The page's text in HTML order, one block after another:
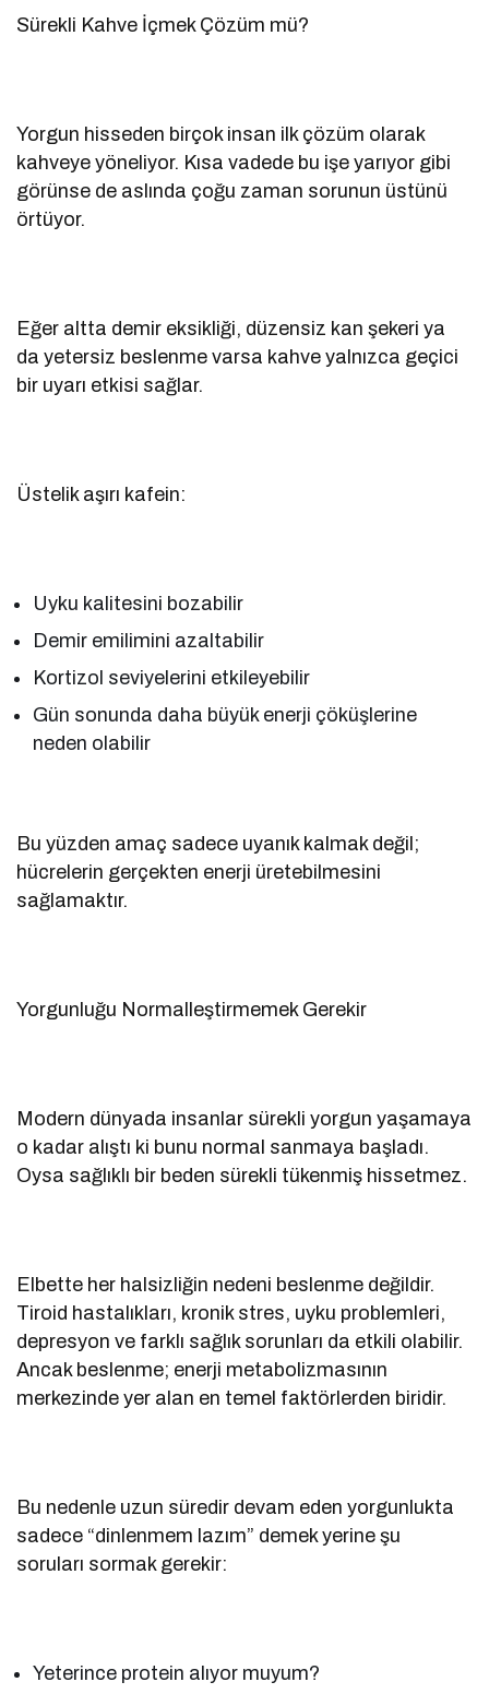
Sürekli Kahve İçmek Çözüm mü?
Yorgun hisseden birçok insan ilk çözüm olarak
kahveye yöneliyor. Kısa vadede bu işe yarıyor gibi
görünse de aslında çoğu zaman sorunun üstünü
örtüyor.
Eğer altta demir eksikliği, düzensiz kan şekeri ya
da yetersiz beslenme varsa kahve yalnızca geçici
bir uyarı etkisi sağlar.
Üstelik aşırı kafein:
Uyku kalitesini bozabilir
Demir emilimini azaltabilir
Kortizol seviyelerini etkileyebilir
Gün sonunda daha büyük enerji çöküşlerine
neden olabilir
Bu yüzden amaç sadece uyanık kalmak değil;
hücrelerin gerçekten enerji üretebilmesini
sağlamaktır.
Yorgunluğu Normalleştirmemek Gerekir
Modern dünyada insanlar sürekli yorgun yaşamaya
o kadar alıştı ki bunu normal sanmaya başladı.
Oysa sağlıklı bir beden sürekli tükenmiş hissetmez.
Elbette her halsizliğin nedeni beslenme değildir.
Tiroid hastalıkları, kronik stres, uyku problemleri,
depresyon ve farklı sağlık sorunları da etkili olabilir.
Ancak beslenme; enerji metabolizmasının
merkezinde yer alan en temel faktörlerden biridir.
Bu nedenle uzun süredir devam eden yorgunlukta
sadece “dinlenmem lazım” demek yerine şu
soruları sormak gerekir:
Yeterince protein alıyor muyum?